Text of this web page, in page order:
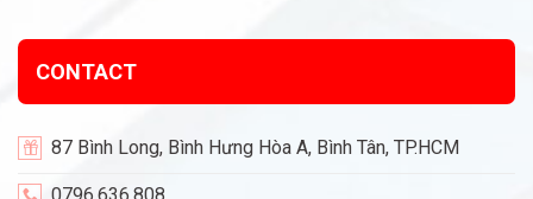
CONTACT
87 Bình Long, Bình Hưng Hòa A, Bình Tân, TP.HCM
0796.636.808